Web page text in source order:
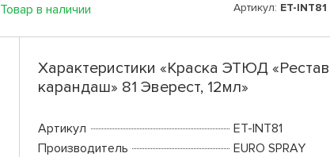
Товар в наличии Артикул: ET-INT81
Характеристики «Краска ЭТЮД
карандаш» 81 Эверест, 12мл»
Артикул
ET-INT81
Производитель
EURO SPRAY